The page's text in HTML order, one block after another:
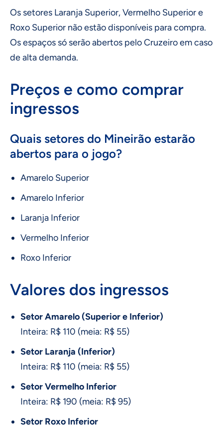
Os setores Laranja Superior, Vermelho Superior e
Roxo Superior não estão disponíveis para compra.
Os espaços só serão abertos pelo Cruzeiro em caso
de alta demanda.
Preços e como comprar
ingressos
Quais setores do Mineirão estarão
abertos para o jogo?
Amarelo Superior
Amarelo Inferior
Laranja Inferior
Vermelho Inferior
Roxo Inferior
Valores dos ingressos
Setor Amarelo (Superior e Inferior)
Inteira: R$ 110 (meia: R$ 55)
Setor Laranja (Inferior)
Inteira: R$ 110 (meia: R$ 55)
Setor Vermelho Inferior
Inteira: R$ 190 (meia: R$ 95)
Setor Roxo Inferior